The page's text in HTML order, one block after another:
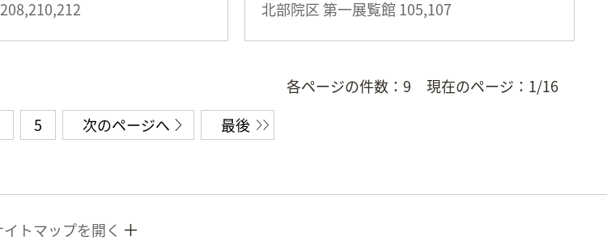
北部院区 第一展覧館 105,107
各ページの件数： 9 現在のページ： 1/16
5 次のページへ 最後
イトマップを開く